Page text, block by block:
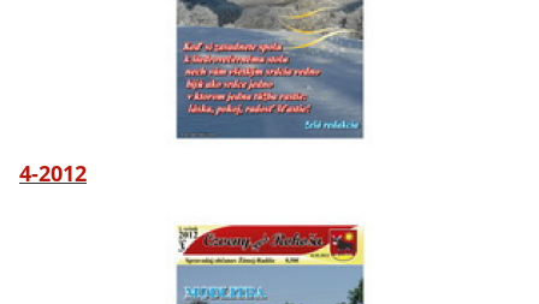
4-2012